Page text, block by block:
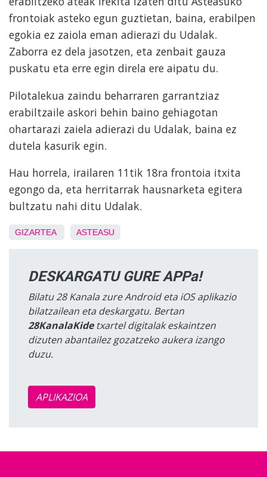
frontoiak asteko egun guztietan, baina, erabilpen
egokia ez zaiola eman adierazi du Udalak.
Zaborra ez dela jasotzen, eta zenbait gauza
puskatu eta erre egin direla ere aipatu du.
Pilotalekua zaindu beharraren garrantziaz
erabiltzaile askori behin baino gehiagotan
ohartarazi zaiela adierazi du Udalak, baina ez
dutela kasurik egin.
Hau horrela, irailaren 11tik 18ra frontoia itxita
egongo da, eta herritarrak hausnarketa egitera
bultzatu nahi ditu Udalak.
GIZARTEA ASTEASU
DESKARGATU GURE APPa!
Bilatu 28 Kanala zure Android eta iOS aplikazio
bilatzailean eta deskargatu. Bertan
28KanalaKidetxartel digitalak eskaintzen
dizuten abantailez gozatzeko aukera izango
duzu.
APLIKAZIOA